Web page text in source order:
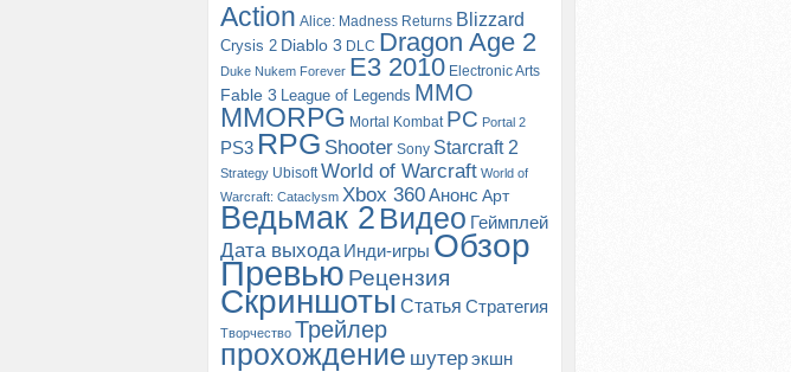
Action Alice: Madness Returns Blizzard
Crysis 2 Diablo 3 DLC Dragon Age 2
Duke Nukem Forever E3 2010 Electronic Arts
Fable 3 League of Legends MMO
MMORPG Mortal Kombat PC Portal 2
PS3 RPG Shooter Sony Starcraft 2
Strategy Ubisoft World of Warcraft World of
Warcraft: Cataclysm Xbox 360Анонс Арт
Ведьмак 2 Видео Геймплей
Дата выхода Инди-игры Обзор
Превью Рецензия
Скриншоты Статья Стратегия
Творчество Трейлер
прохождение шутерэкшн